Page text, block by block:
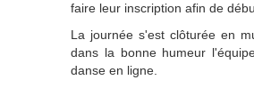
faire leur inscription afin de
La journée s'est clôturée en
dans la bonne humeur
danse en ligne.